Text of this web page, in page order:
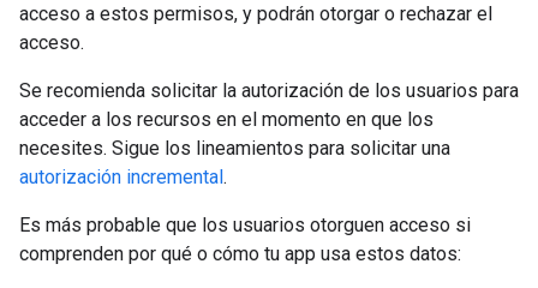
acceso a estos permisos, y podrán otorgar o rechazar el
acceso.
Se recomienda solicitar la autorización de los usuarios para
acceder a los recursos en el momento en que los
necesites. Sigue los lineamientos para solicitar una
autorización incremental.
Es más probable que los usuarios otorguen acceso si
comprenden por qué o cómo tu app usa estos datos: